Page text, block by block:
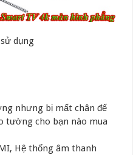
dụng
nhưng bị mất chân đế
tường cho bạn nào mua
Hệ thống âm thanh